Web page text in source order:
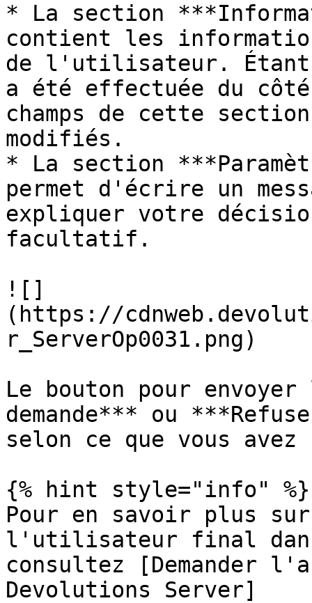
* La section
contient les
de l'utilisateur. Étant
a été effectuée du
champs de cette
modifiés.
* La section
permet d'écrire un
expliquer votre
facultatif.
![]
(https://
r_ServerOp0031.png)
Le bouton pour
demande*** ou
selon ce que vous avez
{% hint style="info" %}
Pour en savoir plus
l'utilisateur final
consultez [Demander
Devolutions Server]